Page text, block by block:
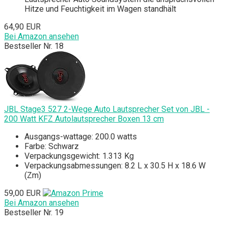
Hitze und Feuchtigkeit im Wagen standhält
64,90 EUR
Bei Amazon ansehen
Bestseller Nr. 18
JBL Stage3 527 2-Wege Auto Lautsprecher Set von JBL -
200 Watt KFZ Autolautsprecher Boxen 13 cm
Ausgangs-wattage: 200.0 watts
Farbe: Schwarz
Verpackungsgewicht: 1.313 Kg
Verpackungsabmessungen: 8.2 L x 30.5 H x 18.6 W
(Zm)
59,00 EUR
Bei Amazon ansehen
Bestseller Nr. 19